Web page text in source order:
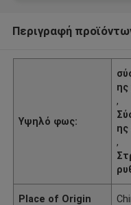
Περιγραφή
Υψηλό φως:
ης
,
ης
,
Place of Origin